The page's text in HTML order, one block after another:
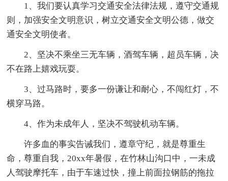
1、我们要认真学习交通安全法律法规，遵守交通规
则，加强安全文明意识，树立交通安全文明公德，做交
通安全文明使者。
2、坚决不乘坐三无车辆，酒驾车辆，超员车辆，决
不在路上嬉戏玩耍。
3、过马路时，要多一份谦让和耐心，不闯红灯，不
横穿马路。
4、作为未成年人，坚决不驾驶机动车辆。
许多血的事实告诫我们，遵章守纪，就是尊重生
命，尊重自我，20xx年暑假，在竹林山沟口中，一未成
人驾驶摩托车，由于车速过快，撞上前面拉钢筋的拖拉